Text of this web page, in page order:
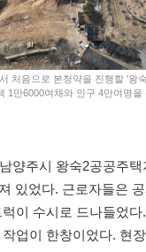
처음으로 본청약을 진행할 '왕
1만6000여채와 인구 4만여명
양주시 왕숙2공공주
있었다. 근로자들은
이 수시로 드나들었다
업이 한창이었다. 현